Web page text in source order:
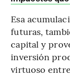
Esa
futuras,
capital y
inversión
virtuoso